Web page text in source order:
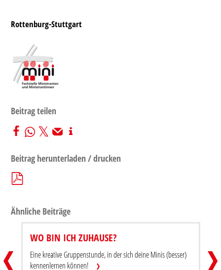
Rottenburg-Stuttgart
Beitrag teilen
Beitrag herunterladen / drucken
Ähnliche Beiträge
DU BIST WERTVOLL! – IMPULS
Beitrag teilen
WO BIN ICH ZUHAUSE?
Eine kreative Gruppenstunde, in der sich deine Minis (besser)
kennenlernen können!